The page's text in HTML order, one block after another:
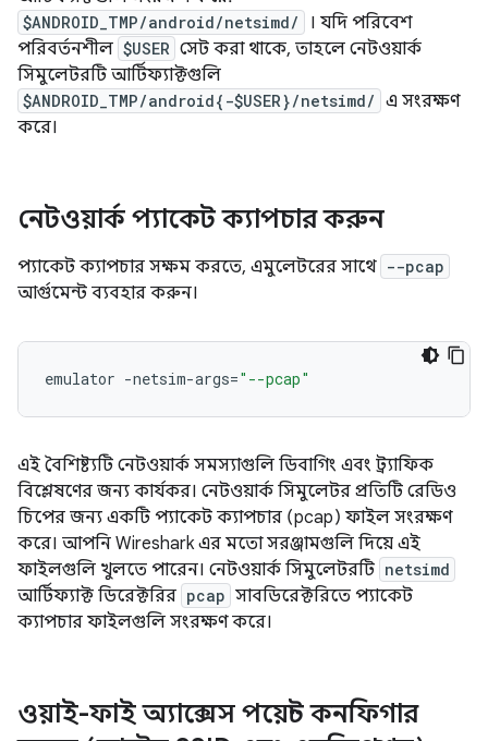
$ANDROID_TMP/android/netsimd/
। যদি পরিবেশ
পরিবর্তনশীল $USER সেট করা থাকে, তাহলে নেটওয়ার্ক
সিমুলেটরটি আর্টিফ্যাক্টগুলি
$ANDROID_TMP/android{-$USER}/netsimd/ এ সংরক্ষণ
করে।
নেটওয়ার্ক প্যাকেট ক্যাপচার করুন
প্যাকেট ক্যাপচার সক্ষম করতে, এমুলেটরের সাথে --pcap
আর্গুমেন্ট ব্যবহার করুন।
emulator -netsim-args="--pcap"
এই বৈশিষ্ট্যটি নেটওয়ার্ক সমস্যাগুলি ডিবাগিং এবং ট্র্যাফিক
বিশ্লেষণের জন্য কার্যকর। নেটওয়ার্ক সিমুলেটর প্রতিটি রেডিও
চিপের জন্য একটি প্যাকেট ক্যাপচার (pcap) ফাইল সংরক্ষণ
করে। আপনি Wireshark এর মতো সরঞ্জামগুলি দিয়ে এই
ফাইলগুলি খুলতে পারেন। নেটওয়ার্ক সিমুলেটরটি netsimd
আর্টিফ্যাক্ট ডিরেক্টরির pcap সাবডিরেক্টরিতে প্যাকেট
ক্যাপচার ফাইলগুলি সংরক্ষণ করে।
ওয়াই-ফাই অ্যাক্সেস পয়েন্ট কনফিগার